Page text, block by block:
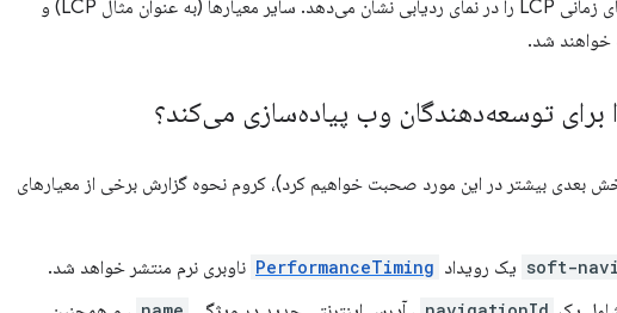
در حال حاضر، این فقط پیمایش نرم و مهرهای زمانی LCP را در نمای ردیابی نشان می‌دهد. سایر معیارها (به عنوان مثال LCP) و
خواهند شد.
برای توسعه‌دهندگان وب پیاده‌سازی می‌کند؟
بعدی بیشتر در این مورد صحبت خواهیم کرد)، کروم نحوه گزارش برخی از معیارهای
soft- یک رویداد PerformanceTiming ناوبری نرم منتشر خواهد شد.